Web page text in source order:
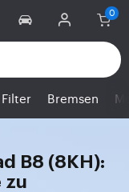
Filter Bremsen
B8 (8KH):
zu